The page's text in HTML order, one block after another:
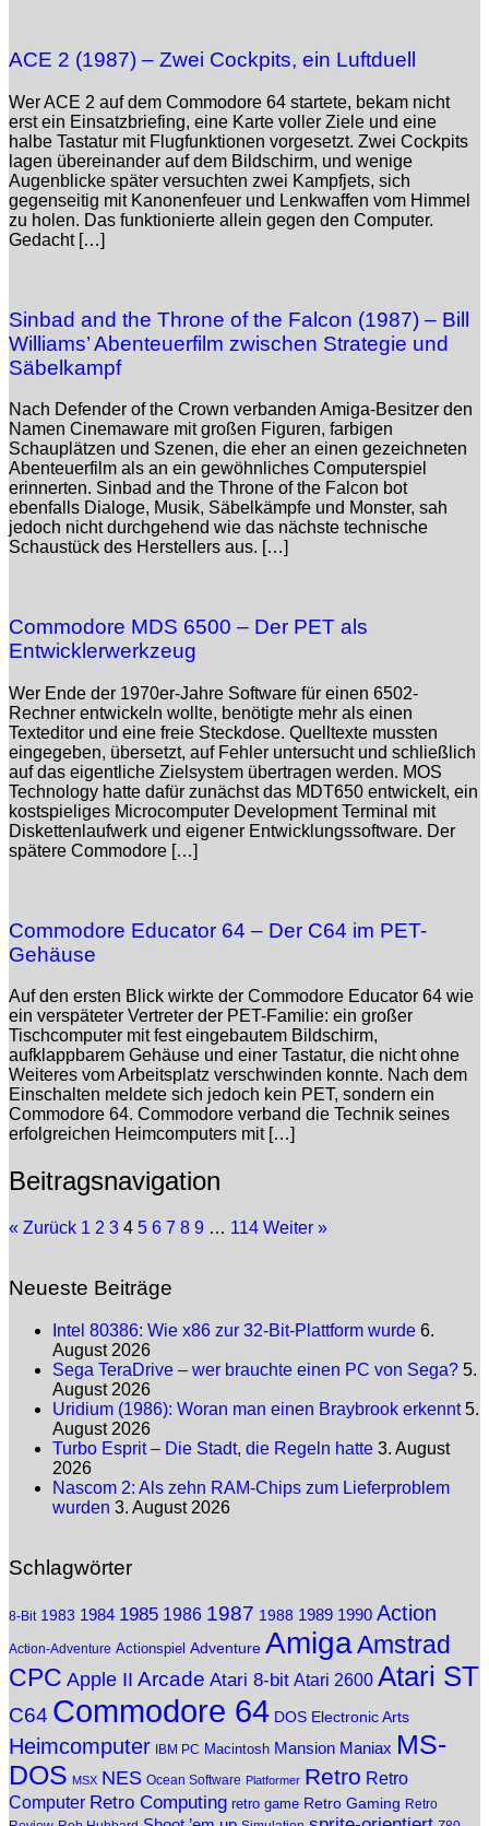
ACE 2 (1987) – Zwei Cockpits, ein Luftduell
Wer ACE 2 auf dem Commodore 64 startete, bekam nicht
erst ein Einsatzbriefing, eine Karte voller Ziele und eine
halbe Tastatur mit Flugfunktionen vorgesetzt. Zwei Cockpits
lagen übereinander auf dem Bildschirm, und wenige
Augenblicke später versuchten zwei Kampfjets, sich
gegenseitig mit Kanonenfeuer und Lenkwaffen vom Himmel
zu holen. Das funktionierte allein gegen den Computer.
Gedacht […]
Sinbad and the Throne of the Falcon (1987) – Bill
Williams’ Abenteuerfilm zwischen Strategie und
Säbelkampf
Nach Defender of the Crown verbanden Amiga-Besitzer den
Namen Cinemaware mit großen Figuren, farbigen
Schauplätzen und Szenen, die eher an einen gezeichneten
Abenteuerfilm als an ein gewöhnliches Computerspiel
erinnerten. Sinbad and the Throne of the Falcon bot
ebenfalls Dialoge, Musik, Säbelkämpfe und Monster, sah
jedoch nicht durchgehend wie das nächste technische
Schaustück des Herstellers aus. […]
Commodore MDS 6500 – Der PET als
Entwicklerwerkzeug
Wer Ende der 1970er-Jahre Software für einen 6502-
Rechner entwickeln wollte, benötigte mehr als einen
Texteditor und eine freie Steckdose. Quelltexte mussten
eingegeben, übersetzt, auf Fehler untersucht und schließlich
auf das eigentliche Zielsystem übertragen werden. MOS
Technology hatte dafür zunächst das MDT650 entwickelt, ein
kostspieliges Microcomputer Development Terminal mit
Diskettenlaufwerk und eigener Entwicklungssoftware. Der
spätere Commodore […]
Commodore Educator 64 – Der C64 im PET-
Gehäuse
Auf den ersten Blick wirkte der Commodore Educator 64 wie
ein verspäteter Vertreter der PET-Familie: ein großer
Tischcomputer mit fest eingebautem Bildschirm,
aufklappbarem Gehäuse und einer Tastatur, die nicht ohne
Weiteres vom Arbeitsplatz verschwinden konnte. Nach dem
Einschalten meldete sich jedoch kein PET, sondern ein
Commodore 64. Commodore verband die Technik seines
erfolgreichen Heimcomputers mit […]
Beitragsnavigation
« Zurück 1 2 3 4 5 6 7 8 9 … 114 Weiter »
Neueste Beiträge
Intel 80386: Wie x86 zur 32-Bit-Plattform wurde 6.
August 2026
Sega TeraDrive – wer brauchte einen PC von Sega? 5.
August 2026
Uridium (1986): Woran man einen Braybrook erkennt 5.
August 2026
Turbo Esprit – Die Stadt, die Regeln hatte 3. August
2026
Nascom 2: Als zehn RAM-Chips zum Lieferproblem
wurden 3. August 2026
Schlagwörter
8-Bit 1983 1984 1985 1986 1987 1988 1989 1990 Action
Action-Adventure Actionspiel Adventure AmigaAmstrad
CPC Apple II Arcade Atari 8-bit Atari 2600 Atari ST
C64 Commodore 64 DOS Electronic Arts
Heimcomputer IBM PC Macintosh Mansion Maniax MS-
DOS MSX NES Ocean Software Platformer Retro Retro
Computer Retro Computing retro game Retro Gaming Retro